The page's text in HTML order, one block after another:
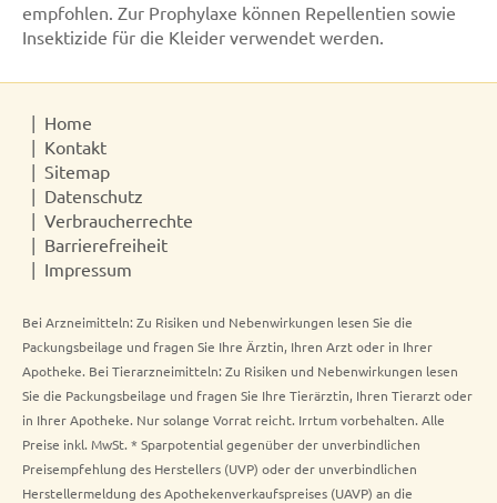
empfohlen. Zur Prophylaxe können Repellentien sowie
Insektizide für die Kleider verwendet werden.
Home
Kontakt
Sitemap
Datenschutz
Verbraucherrechte
Barrierefreiheit
Impressum
Bei Arzneimitteln: Zu Risiken und Nebenwirkungen lesen Sie die
Packungsbeilage und fragen Sie Ihre Ärztin, Ihren Arzt oder in Ihrer
Apotheke. Bei Tierarzneimitteln: Zu Risiken und Nebenwirkungen lesen
Sie die Packungsbeilage und fragen Sie Ihre Tierärztin, Ihren Tierarzt oder
in Ihrer Apotheke. Nur solange Vorrat reicht. Irrtum vorbehalten. Alle
Preise inkl. MwSt. * Sparpotential gegenüber der unverbindlichen
Preisempfehlung des Herstellers (UVP) oder der unverbindlichen
Herstellermeldung des Apothekenverkaufspreises (UAVP) an die